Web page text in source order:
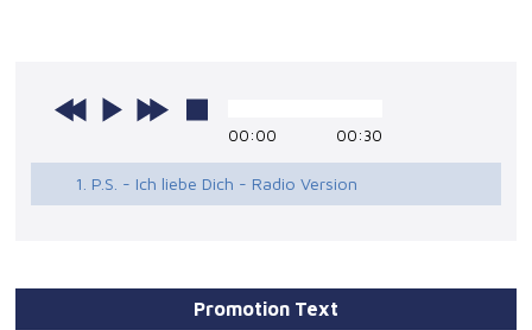
00:00 00:30
1. P.S. - Ich liebe Dich - Radio Version
Promotion Text